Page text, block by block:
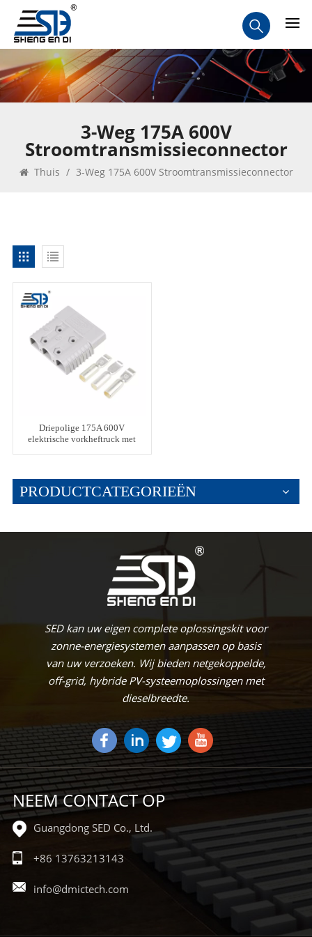
3-Weg 175A 600V
Stroomtransmissieconnector
Thuis / 3-Weg 175A 600V Stroomtransmissieconnector
Driepolige 175A 600V
elektrische vorkheftruck met
PRODUCTCATEGORIEËN
SED kan uw eigen complete oplossingskit voor
zonne-energiesystemen aanpassen op basis
van uw verzoeken. Wij bieden netgekoppelde,
off-grid, hybride PV-systeemoplossingen met
dieselbreedte.
NEEM CONTACT OP
Guangdong SED Co., Ltd.
+86 13763213143
info@dmictech.com